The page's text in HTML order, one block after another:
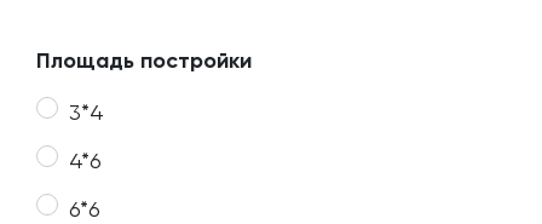
Площадь постройки
3*4
4*6
6*6